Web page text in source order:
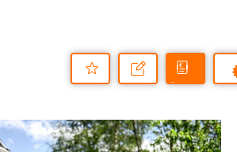
au
dossier
Nous
Demander